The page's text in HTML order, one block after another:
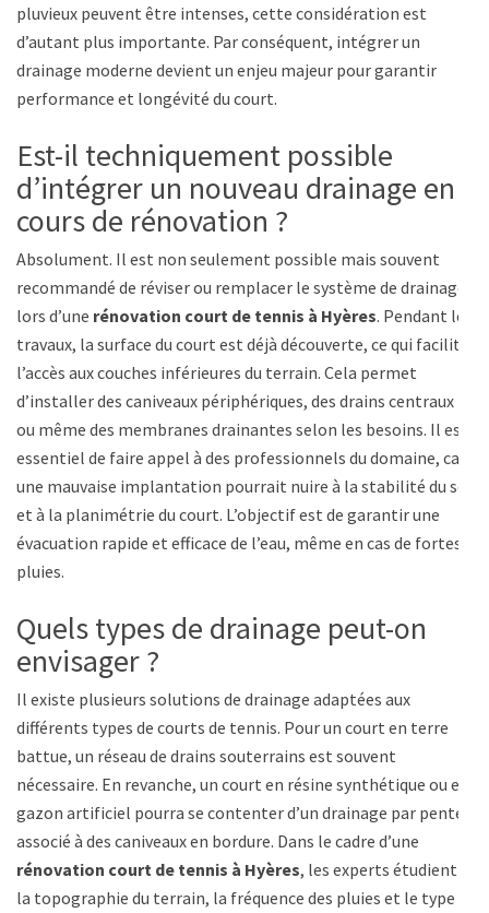
pluvieux peuvent être intenses, cette considération est
d’autant plus importante. Par conséquent, intégrer un
drainage moderne devient un enjeu majeur pour garantir
performance et longévité du court.
Est-il techniquement possible
d’intégrer un nouveau drainage en
cours de rénovation ?
Absolument. Il est non seulement possible mais souvent
recommandé de réviser ou remplacer le système de drainage
lors d’une rénovation court de tennis à Hyères. Pendant les
travaux, la surface du court est déjà découverte, ce qui facilite
l’accès aux couches inférieures du terrain. Cela permet
d’installer des caniveaux périphériques, des drains centraux
ou même des membranes drainantes selon les besoins. Il est
essentiel de faire appel à des professionnels du domaine, car
une mauvaise implantation pourrait nuire à la stabilité du sol
et à la planimétrie du court. L’objectif est de garantir une
évacuation rapide et efficace de l’eau, même en cas de fortes
pluies.
Quels types de drainage peut-on
envisager ?
Il existe plusieurs solutions de drainage adaptées aux
différents types de courts de tennis. Pour un court en terre
battue, un réseau de drains souterrains est souvent
nécessaire. En revanche, un court en résine synthétique ou en
gazon artificiel pourra se contenter d’un drainage par pentes
associé à des caniveaux en bordure. Dans le cadre d’une
rénovation court de tennis à Hyères, les experts étudient
la topographie du terrain, la fréquence des pluies et le type